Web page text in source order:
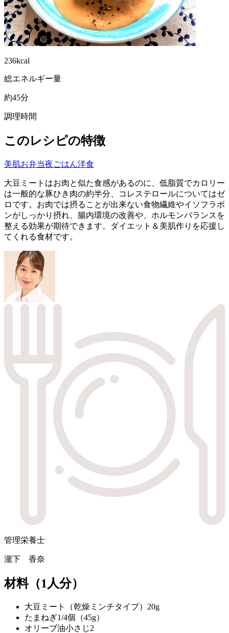
236kcal
総エネルギー量
約45分
調理時間
このレシピの特徴
美肌お弁当夜ごはん洋食
大豆ミートはお肉と似た食感があるのに、低脂質でカロリー
は一般的な豚ひき肉の約半分、コレステロールについてはゼ
ロです。お肉では摂ることが出来ない食物繊維やイソフラボ
ンがしっかり摂れ、腸内環境の改善や、ホルモンバランスを
整える効果が期待できます。ダイエット＆美肌作りを応援し
てくれる食材です。
管理栄養士
瀧下 香奈
材料（1人分）
大豆ミート（乾燥ミンチタイプ） 20g
たまねぎ1/4個（45g）
オリーブ油小さじ2